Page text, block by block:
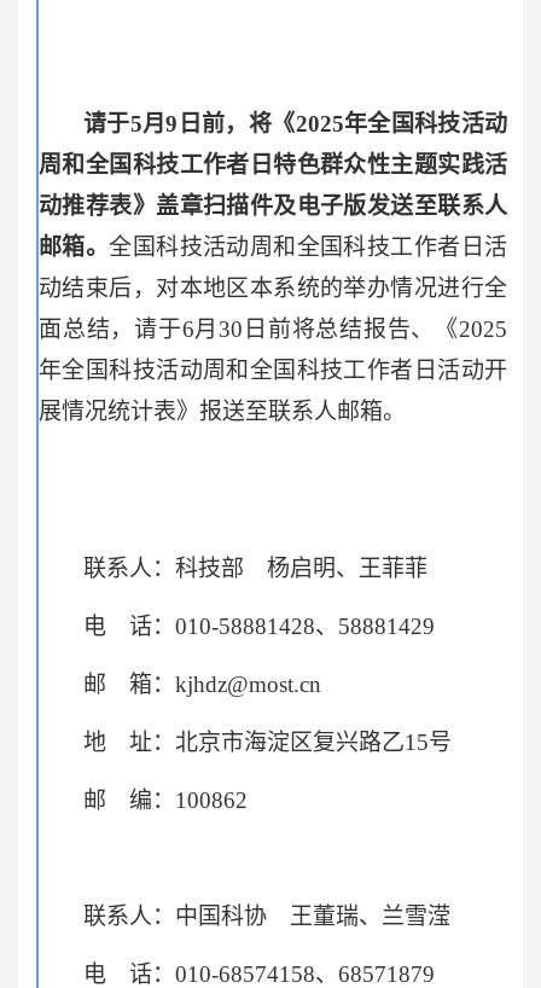
请于5月9日前，将《2025年全国科技活动
周和全国科技工作者日特色群众性主题实践活
动推荐表》盖章扫描件及电子版发送至联系人
邮箱。全国科技活动周和全国科技工作者日活
动结束后，对本地区本系统的举办情况进行全
面总结，请于6月30日前将总结报告、《2025
年全国科技活动周和全国科技工作者日活动开
展情况统计表》报送至联系人邮箱。
联系人：科技部 杨启明、王菲菲
电 话：010-58881428、58881429
邮 箱：kjhdz@most.cn
地 址：北京市海淀区复兴路乙15号
邮 编：100862
联系人：中国科协 王董瑞、兰雪滢
电 话：010-68574158、68571879